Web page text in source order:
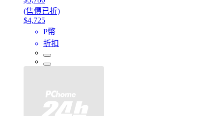
(售價已折)
$4,725
P幣
折扣